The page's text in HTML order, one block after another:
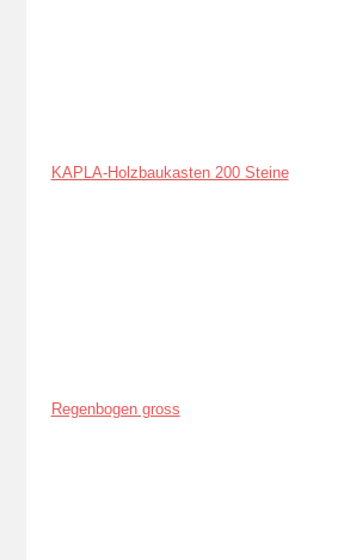
KAPLA-Holzbaukasten 200 Steine
Regenbogen gross